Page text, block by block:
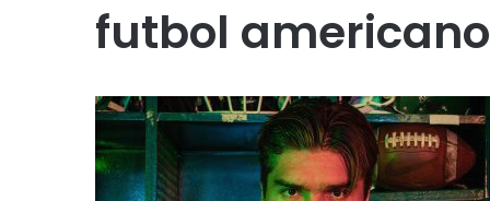
futbol americano